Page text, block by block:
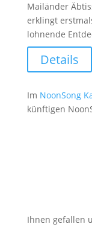
Mailänder
erklingt
lohnende
Details
Im NoonSong
künftigen
Ihnen gefallen